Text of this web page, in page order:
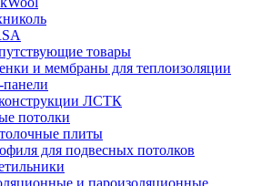
товары
и мембраны для теплоизоляции
ЛСТК
потолки
плиты
для подвесных потолков
и пароизоляционные